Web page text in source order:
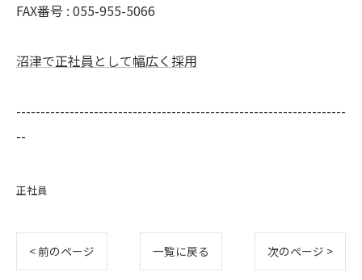
FAX番号 : 055-955-5066
沼津で正社員として幅広く採用
--------------------------------------------------------------------
--
正社員
< 前のページ 一覧に戻る 次のページ >